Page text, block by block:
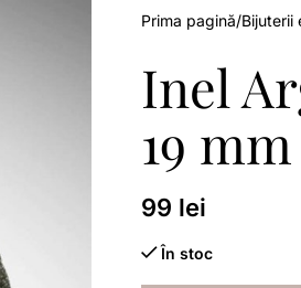
Prima pagină Bijuterii
Inel
19 mm
99 lei
În stoc